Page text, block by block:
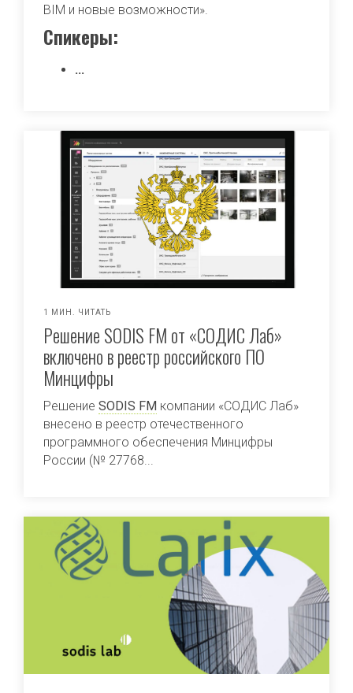
BIM и новые возможности».
Спикеры:
...
1 МИН. ЧИТАТЬ
Решение SODIS FM от «СОДИС Лаб»
включено в реестр российского ПО
Минцифры
Решение SODIS FM компании «СОДИС Лаб»
внесено в реестр отечественного
программного обеспечения Минцифры
России (№ 27768...